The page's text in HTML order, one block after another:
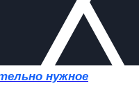
нужное